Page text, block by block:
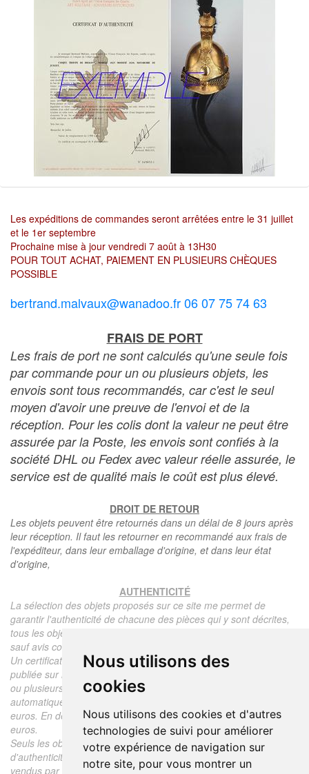
Nous utilisons des
cookies
Nous utilisons des cookies et d'autres
technologies de suivi pour améliorer
votre expérience de navigation sur
notre site, pour vous montrer un
Les expéditions de commandes seront arrêtées entre le 31 juillet
et le 1er septembre
Prochaine mise à jour vendredi 7 août à 13H30
POUR TOUT ACHAT, PAIEMENT EN PLUSIEURS CHÈQUES
POSSIBLE
bertrand.malvaux@wanadoo.fr 06 07 75 74 63
FRAIS DE PORT
Les frais de port ne sont calculés qu'une seule fois
par commande pour un ou plusieurs objets, les
envois sont tous recommandés, car c'est le seul
moyen d'avoir une preuve de l'envoi et de la
réception. Pour les colis dont la valeur ne peut être
assurée par la Poste, les envois sont confiés à la
société DHL ou Fedex avec valeur réelle assurée, le
service est de qualité mais le coût est plus élevé.
DROIT DE RETOUR
Les objets peuvent être retournés dans un délai de 8 jours après
leur réception. Il faut les retourner en recommandé aux frais de
l'expéditeur, dans leur emballage d'origine, et dans leur état
d'origine,
AUTHENTICITÉ
La sélection des objets proposés sur ce site me permet de
garantir l'authenticité de chacune des pièces qui y sont décrites,
tous les objets proposés sont garantis d'époque et authentiques,
sauf avis contraire ou restriction dans la description.
Un certificat d'authenticité de l'objet reprenant la description
publiée sur le site, l'époque, le prix de vente, accompagné d'une
ou plusieurs photographies en couleurs est communiqué
automatiquement pour tout objet dont le prix est supérieur à 130
euros. En dessous de ce prix chaque certificat est facturé 5
euros.
Seuls les objets vendus par mes soins font l'objet d'un certificat
d'authenticité, je ne fais aucun rapport d'expertise pour les objets
vendus par des tiers (confrères ou collectionneurs).